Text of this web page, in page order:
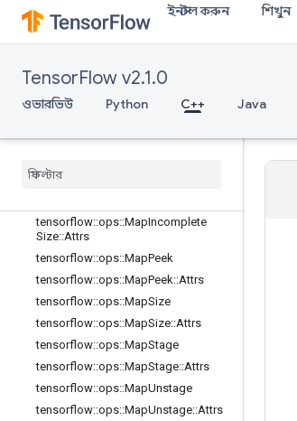
ইনস্টল করুন শিখুন
TensorFlow v2.1.0
ওভারভিউ Python C++ Java
tensorflow::ops::FIFOQueue
tensorflow::ops::FIFOQueue::Attrs
tensorflow::ops::GetSessionHandle
V2
tensorflow::ops::MapClear
tensorflow::ops::MapIncomplete
Size::Attrs
tensorflow::ops::MapPeek
tensorflow::ops::MapPeek::Attrs
tensorflow::ops::MapSize
tensorflow::ops::MapSize::Attrs
tensorflow::ops::MapStage
tensorflow::ops::MapStage::Attrs
tensorflow::ops::MapUnstage
tensorflow::ops::MapUnstage::Attrs